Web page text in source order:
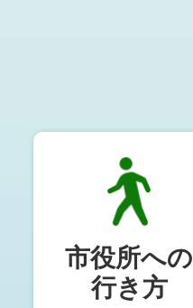
市役所への
行き方